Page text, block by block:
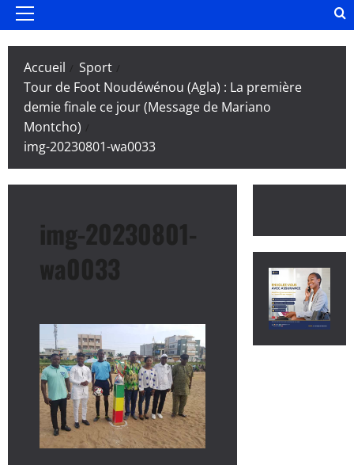
Menu
Accueil
Sport
Tour de Foot Noudéwénou (Agla) : La première
demie finale ce jour (Message de Mariano
Montcho)
img-20230801-wa0033
img-20230801-
wa0033